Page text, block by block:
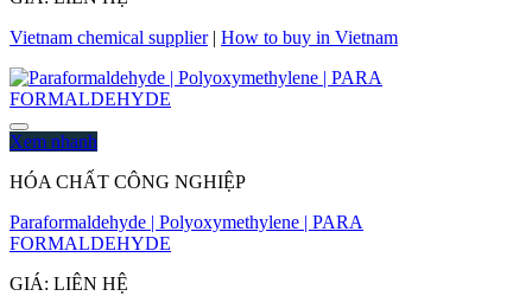
Vietnam chemical supplier| How to buy in Vietnam
Xem nhanh
HÓA CHẤT CÔNG NGHIỆP
Paraformaldehyde | Polyoxymethylene | PARA
FORMALDEHYDE
GIÁ: LIÊN HỆ